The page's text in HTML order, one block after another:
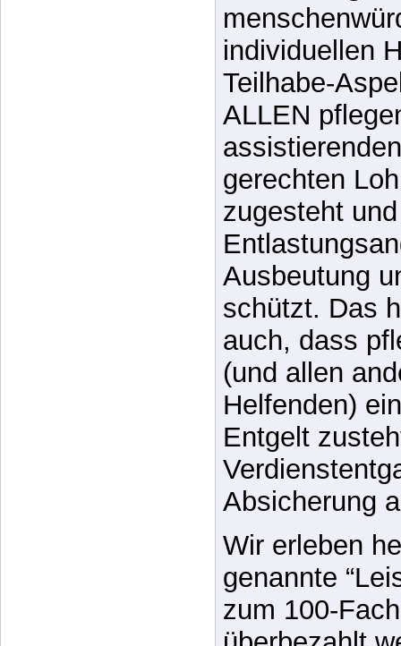
Ein
Betroffenen
ob
erst dann
individuellen
Teilhabe-
ALLEN
gerechten
zugesteht
Ausbeutung
schützt. Das
auch, dass
(und allen
Helfenden)
Entgelt
Absicherung